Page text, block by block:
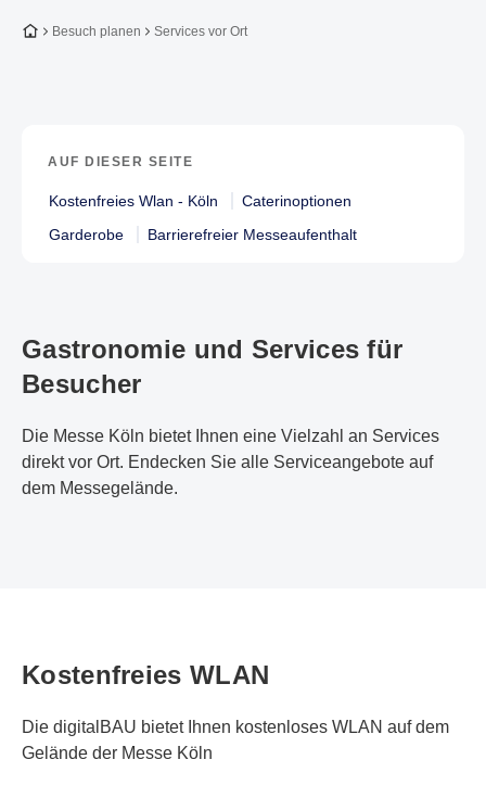
Zur Startseite
Besuch planen Services vor Ort
AUF DIESER SEITE
Kostenfreies Wlan - Köln
Caterinoptionen
Garderobe
Barrierefreier Messeaufenthalt
Gastronomie und Services für
Besucher
Die Messe Köln bietet Ihnen eine Vielzahl an Services
direkt vor Ort. Endecken Sie alle Serviceangebote auf
dem Messegelände.
Kostenfreies WLAN
Die digitalBAU bietet Ihnen kostenloses WLAN auf dem
Gelände der Messe Köln